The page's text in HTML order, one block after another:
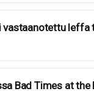
vastaanotettu leffa
Bad Times at the